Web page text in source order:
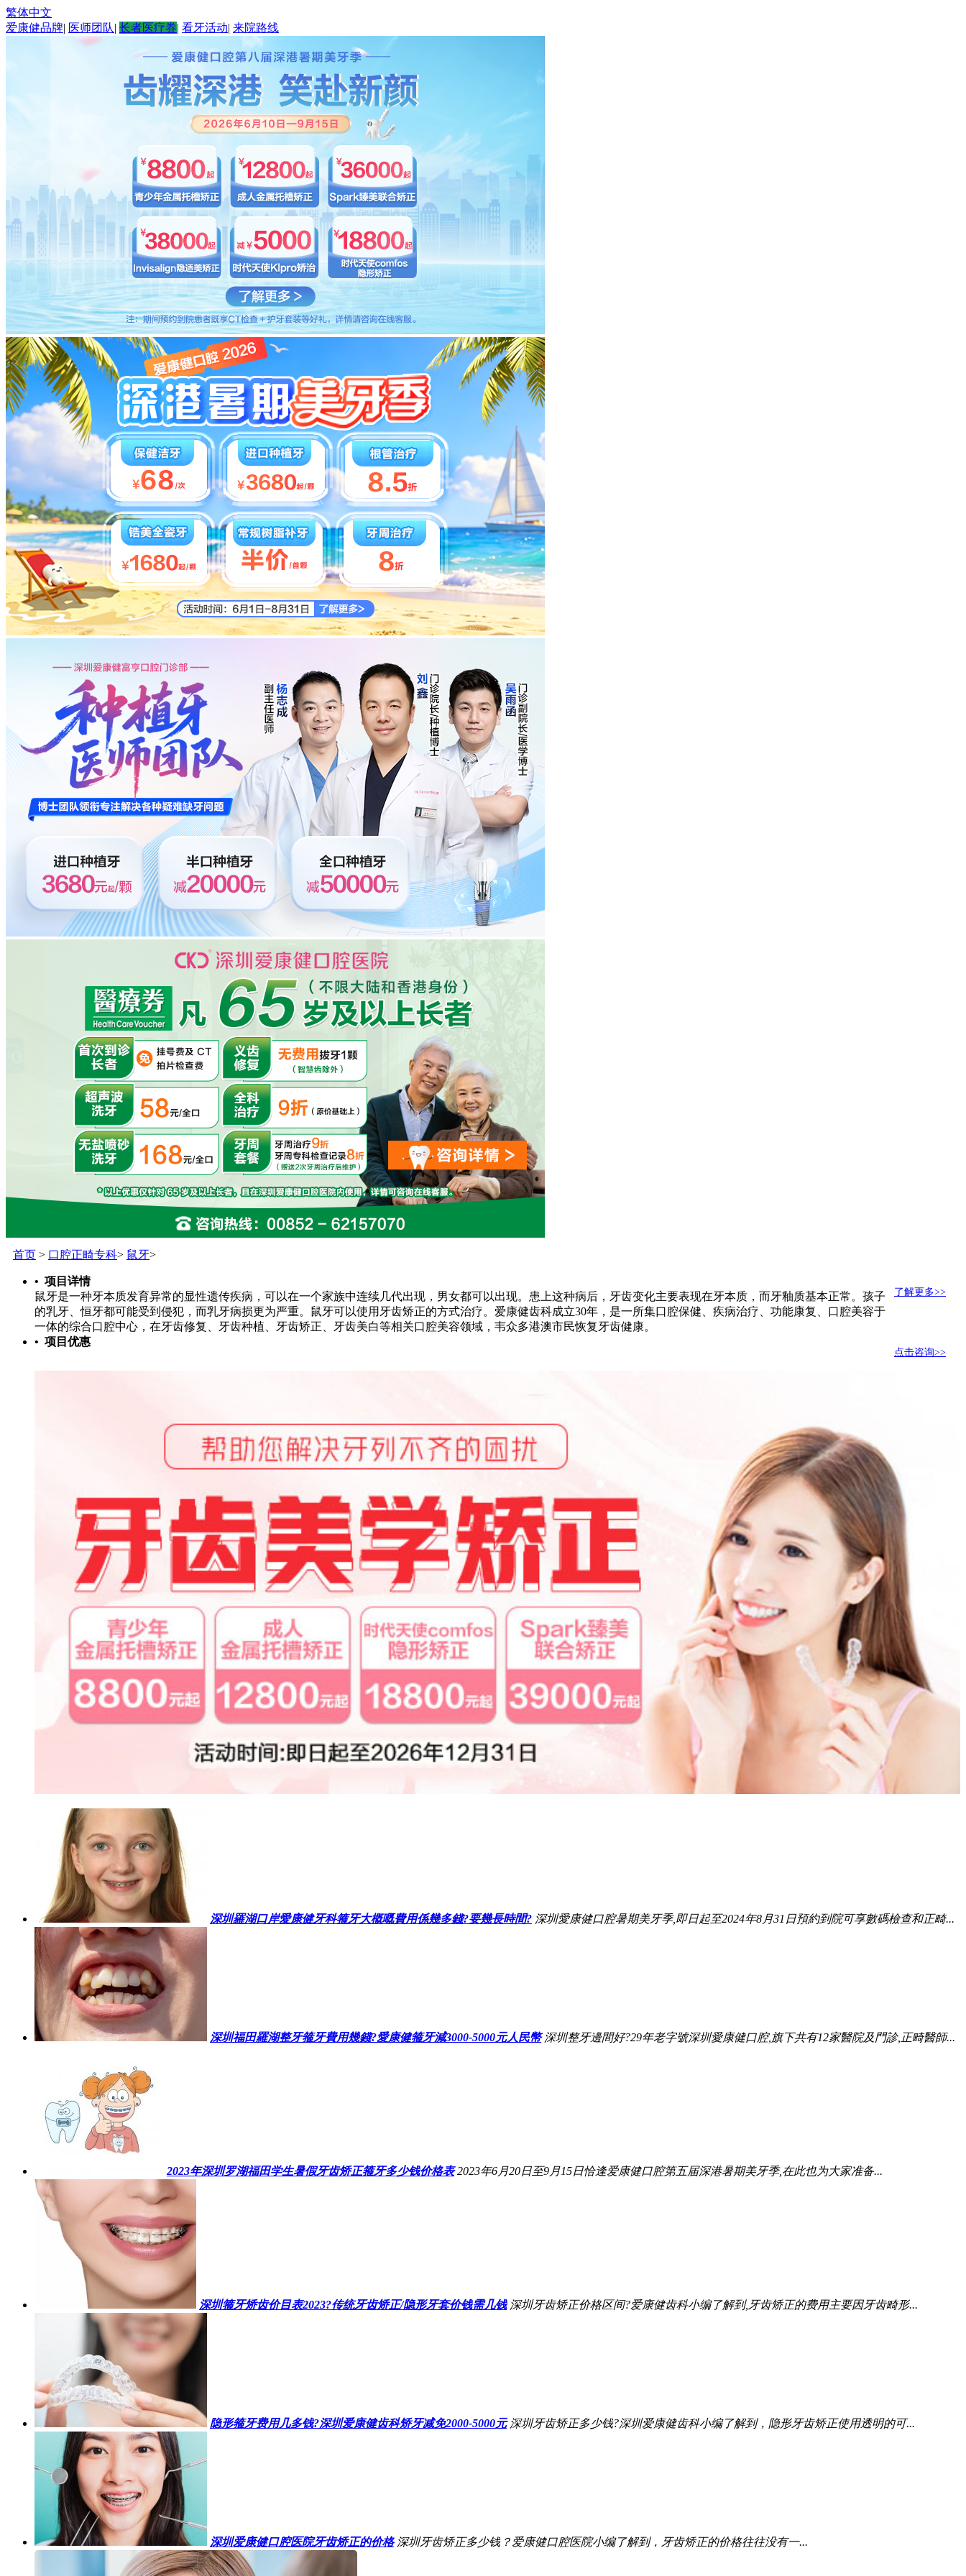
繁体中文
爱康健品牌| 医师团队| 长者医疗券| 看牙活动| 来院路线
首页 > 口腔正畸专科> 鼠牙>
• 项目详情
了解更多>>
鼠牙是一种牙本质发育异常的显性遗传疾病，可以在一个家族中连续几代出现，男女都可以出现。患上这种病后，牙齿变化主要表现在牙本质，而牙釉质基本正常。孩子
的乳牙、恒牙都可能受到侵犯，而乳牙病损更为严重。鼠牙可以使用牙齿矫正的方式治疗。爱康健齿科成立30年，是一所集口腔保健、疾病治疗、功能康复、口腔美容于
一体的综合口腔中心，在牙齿修复、牙齿种植、牙齿矫正、牙齿美白等相关口腔美容领域，韦众多港澳市民恢复牙齿健康。
• 项目优惠
点击咨询>>
深圳羅湖口岸愛康健牙科箍牙大概嘅費用係幾多錢?要幾長時間? 深圳愛康健口腔暑期美牙季,即日起至2024年8月31日預約到院可享數碼檢查和正畸...
深圳福田羅湖整牙箍牙費用幾錢?愛康健箍牙減3000-5000元人民幣 深圳整牙邊間好?29年老字號深圳愛康健口腔,旗下共有12家醫院及門診,正畸醫師...
2023年深圳罗湖福田学生暑假牙齿矫正箍牙多少钱价格表 2023年6月20日至9月15日恰逢爱康健口腔第五届深港暑期美牙季,在此也为大家准备...
深圳箍牙矫齿价目表2023?传统牙齿矫正/隐形牙套价钱需几钱 深圳牙齿矫正价格区间?爱康健齿科小编了解到,牙齿矫正的费用主要因牙齿畸形...
隐形箍牙费用几多钱?深圳爱康健齿科矫牙减免2000-5000元 深圳牙齿矫正多少钱?深圳爱康健齿科小编了解到，隐形牙齿矫正使用透明的可...
深圳爱康健口腔医院牙齿矫正的价格 深圳牙齿矫正多少钱？爱康健口腔医院小编了解到，牙齿矫正的价格往往没有一...